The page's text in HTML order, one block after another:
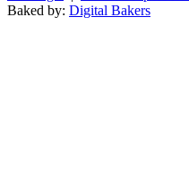
Baked by: Digital Bakers